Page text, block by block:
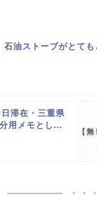
石油ストーブがとて
滞在・三重県
用メモとし...